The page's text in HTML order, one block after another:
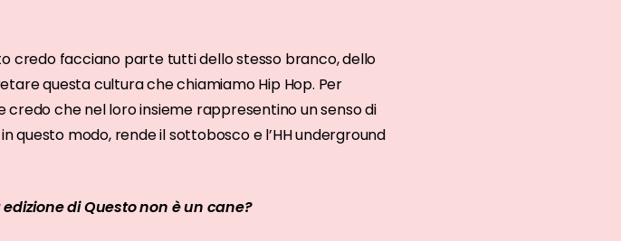
credo facciano parte tutti dello stesso branco, dello
questa cultura che chiamiamo Hip Hop. Per
che nel loro insieme rappresentino un senso di
questo modo, rende il sottobosco e l’HH underground
di Questo non è un cane?